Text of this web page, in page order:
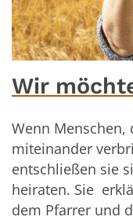
Wir
Wenn Menschen,
miteinander
entschließen sie
heiraten. Sie
dem Pfarrer und